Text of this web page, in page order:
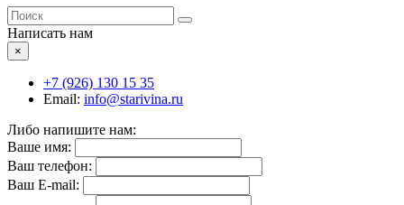
Написать нам
×
+7 (926) 130 15 35
Email: info@starivina.ru
Либо напишите нам:
Ваше имя:
Ваш телефон:
Ваш E-mail: